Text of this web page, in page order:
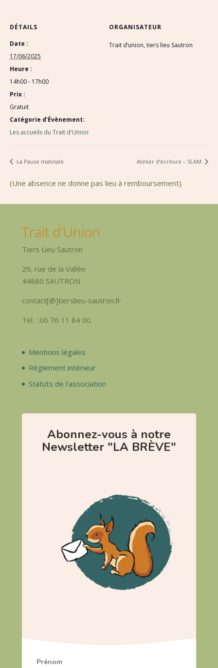
DÉTAILS
Date :
17/06/2025
Heure :
14h00 - 17h00
Prix :
Gratuit
Catégorie d’Évènement:
Les accueils du Trait d'Union
ORGANISATEUR
Trait d’union, tiers lieu Sautron
La Pause matinale Atelier d’écriture – SLAM
(Une absence ne donne pas lieu à remboursement)
Trait d'Union
Tiers Lieu Sautron
29, rue de la Vallée
44880 SAUTRON
contact[@]tierslieu-sautron.fr
Tel. : 06 76 11 84 00
Mentions légales
Règlement intérieur
Statuts de l'association
Abonnez-vous à notre
Newsletter "LA BRÈVE"